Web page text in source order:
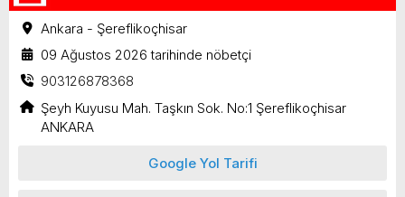
Ankara - Şereflikoçhisar
09 Ağustos 2026 tarihinde nöbetçi
903126878368
Şeyh Kuyusu Mah. Taşkın Sok. No:1 Şereflikoçhisar
ANKARA
Google Yol Tarifi